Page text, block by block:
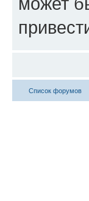
Список форумов